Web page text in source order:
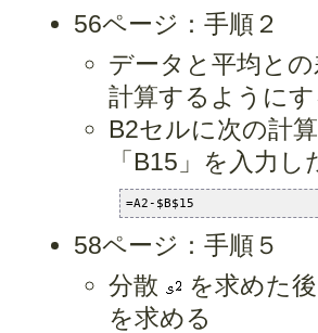
56ページ：手順２
データと平均と
計算するようにす
B2セルに次の計
「B15」を入力
=A2-$B$15
58ページ：手順５
分散
を求めた
を求める